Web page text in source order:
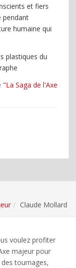
et fiers
pendant
humaine qui
plastiques du
"La Saga de l'Axe
Claude Mollard
voulez profiter
majeur pour
tournages,